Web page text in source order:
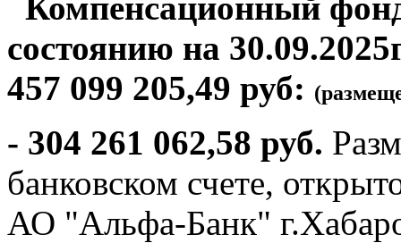
состоянию на
457 099 205,49 руб:
- 304 261 062,58 руб.
банковском счете,
АО "Альфа-Банк"